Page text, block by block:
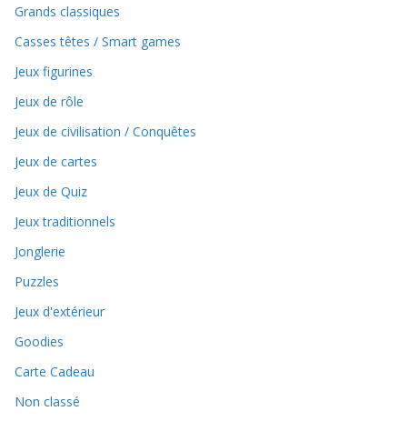
Grands classiques
Casses têtes / Smart games
Jeux figurines
Jeux de rôle
Jeux de civilisation / Conquêtes
Jeux de cartes
Jeux de Quiz
Jeux traditionnels
Jonglerie
Puzzles
Jeux d'extérieur
Goodies
Carte Cadeau
Non classé